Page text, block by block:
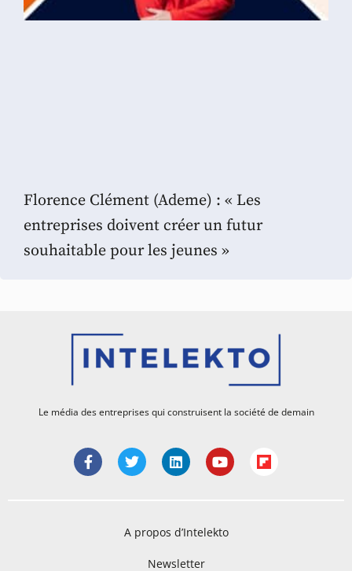
Florence Clément (Ademe) : « Les
entreprises doivent créer un futur
souhaitable pour les jeunes »
Le média des entreprises qui construisent la société de demain
A propos d’Intelekto
Newsletter